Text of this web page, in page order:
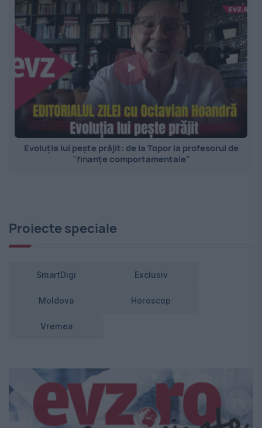
Evoluția lui pește prăjit: de la Topor la profesorul de
”finanțe comportamentale”
Proiecte speciale
SmartDigi Exclusiv
Moldova Horoscop
Vremea